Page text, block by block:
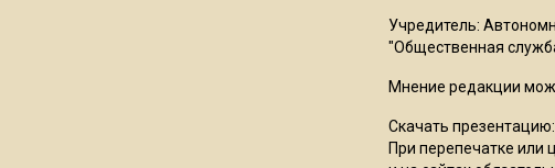
Учредитель:
"Общественная
Мнение редакции
Скачать презентацию:
При перепечатке или